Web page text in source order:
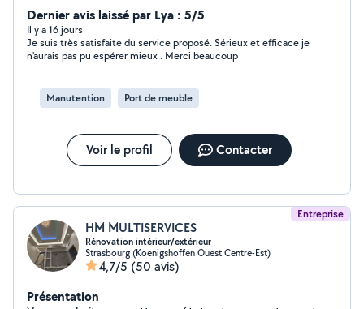
service et faire mon travail avec soin.
Dernier avis laissé par Lya : 5/5
Il y a 16 jours
Je suis très satisfaite du service proposé. Sérieux et efficace je
n'aurais pas pu espérer mieux . Merci beaucoup
Manutention Port de meuble
Voir le profil Contacter
Entreprise
HM MULTISERVICES
Rénovation intérieur/extérieur
Strasbourg (Koenigshoffen Ouest Centre-Est)
4,7/5 (50 avis)
Présentation